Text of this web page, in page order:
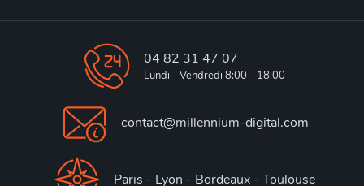
04 82 31 47 07
Lundi - Vendredi 8:00 - 18:00
contact@millennium-digital.com
Paris - Lyon - Bordeaux - Toulouse